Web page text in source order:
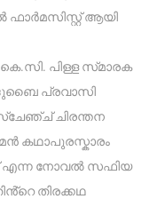
ഫാർമസിസ്റ്റ് ആയി
പിള്ള സ്‌മാരക
പ്രവാസി
ചിരന്തന
കഥാപുരസ്ക‌ാരം
എന്ന നോവൽ സഫിയ
തിരക്കഥ